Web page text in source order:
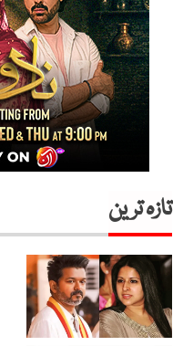
تازہ ترین